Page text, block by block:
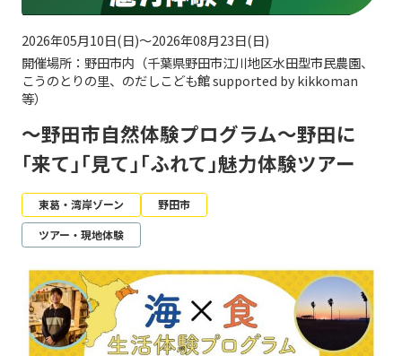
2026年05月10日(日)～2026年08月23日(日)
開催場所：野田市内（千葉県野田市江川地区水田型市民農園、
こうのとりの里、のだしこども館 supported by kikkoman
等）
～野田市自然体験プログラム～野田に
｢来て｣｢見て｣｢ふれて｣魅力体験ツアー
東葛・湾岸ゾーン
野田市
ツアー・現地体験